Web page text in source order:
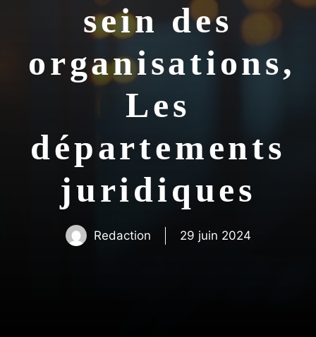
sein des
organisations,
Les
départements
juridiques
Redaction 29 juin 2024